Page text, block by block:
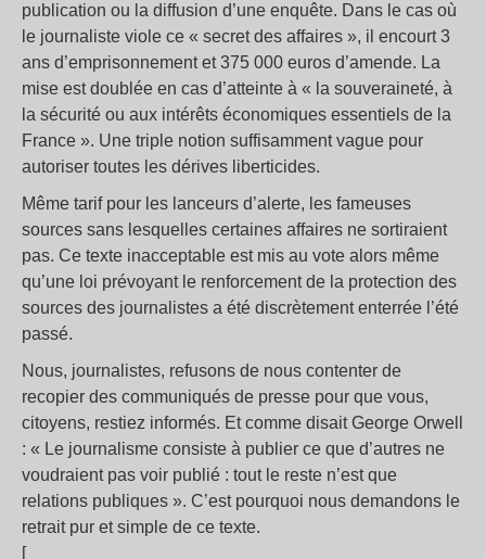
publication ou la diffusion d’une enquête. Dans le cas où
le journaliste viole ce « secret des affaires », il encourt 3
ans d’emprisonnement et 375 000 euros d’amende. La
mise est doublée en cas d’atteinte à « la souveraineté, à
la sécurité ou aux intérêts économiques essentiels de la
France ». Une triple notion suffisamment vague pour
autoriser toutes les dérives liberticides.
Même tarif pour les lanceurs d’alerte, les fameuses
sources sans lesquelles certaines affaires ne sortiraient
pas. Ce texte inacceptable est mis au vote alors même
qu’une loi prévoyant le renforcement de la protection des
sources des journalistes a été discrètement enterrée l’été
passé.
Nous, journalistes, refusons de nous contenter de
recopier des communiqués de presse pour que vous,
citoyens, restiez informés. Et comme disait George Orwell
: « Le journalisme consiste à publier ce que d’autres ne
voudraient pas voir publié : tout le reste n’est que
relations publiques ». C’est pourquoi nous demandons le
retrait pur et simple de ce texte.
[